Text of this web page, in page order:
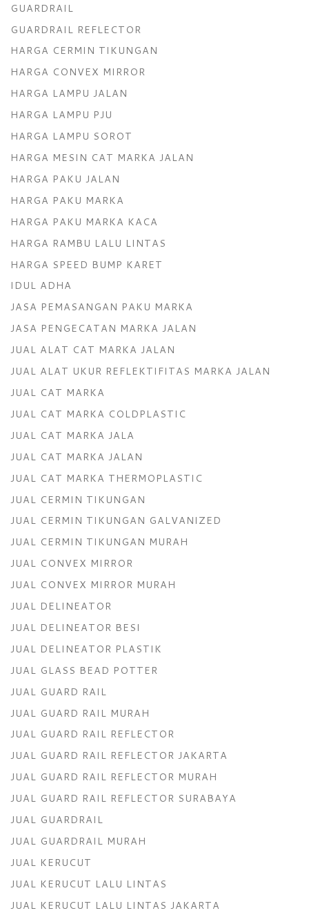
GUARDRAIL
GUARDRAIL REFLECTOR
HARGA CERMIN TIKUNGAN
HARGA CONVEX MIRROR
HARGA LAMPU JALAN
HARGA LAMPU PJU
HARGA LAMPU SOROT
HARGA MESIN CAT MARKA JALAN
HARGA PAKU JALAN
HARGA PAKU MARKA
HARGA PAKU MARKA KACA
HARGA RAMBU LALU LINTAS
HARGA SPEED BUMP KARET
IDUL ADHA
JASA PEMASANGAN PAKU MARKA
JASA PENGECATAN MARKA JALAN
JUAL ALAT CAT MARKA JALAN
JUAL ALAT UKUR REFLEKTIFITAS MARKA JALAN
JUAL CAT MARKA
JUAL CAT MARKA COLDPLASTIC
JUAL CAT MARKA JALA
JUAL CAT MARKA JALAN
JUAL CAT MARKA THERMOPLASTIC
JUAL CERMIN TIKUNGAN
JUAL CERMIN TIKUNGAN GALVANIZED
JUAL CERMIN TIKUNGAN MURAH
JUAL CONVEX MIRROR
JUAL CONVEX MIRROR MURAH
JUAL DELINEATOR
JUAL DELINEATOR BESI
JUAL DELINEATOR PLASTIK
JUAL GLASS BEAD POTTER
JUAL GUARD RAIL
JUAL GUARD RAIL MURAH
JUAL GUARD RAIL REFLECTOR
JUAL GUARD RAIL REFLECTOR JAKARTA
JUAL GUARD RAIL REFLECTOR MURAH
JUAL GUARD RAIL REFLECTOR SURABAYA
JUAL GUARDRAIL
JUAL GUARDRAIL MURAH
JUAL KERUCUT
JUAL KERUCUT LALU LINTAS
JUAL KERUCUT LALU LINTAS JAKARTA